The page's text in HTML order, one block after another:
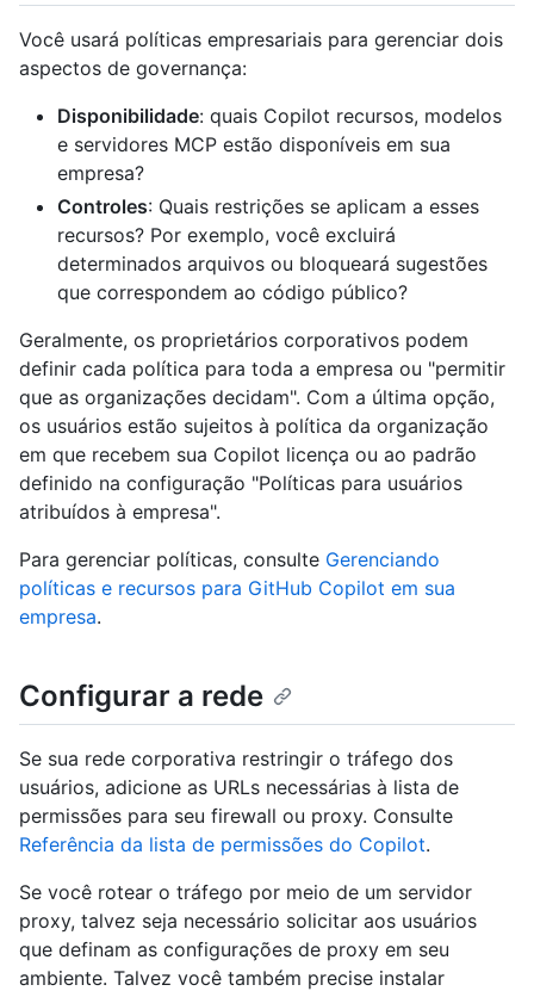
Você usará políticas empresariais para gerenciar dois
aspectos de governança:
Disponibilidade: quais Copilot recursos, modelos
e servidores MCP estão disponíveis em sua
empresa?
Controles: Quais restrições se aplicam a esses
recursos? Por exemplo, você excluirá
determinados arquivos ou bloqueará sugestões
que correspondem ao código público?
Geralmente, os proprietários corporativos podem
definir cada política para toda a empresa ou "permitir
que as organizações decidam". Com a última opção,
os usuários estão sujeitos à política da organização
em que recebem sua Copilot licença ou ao padrão
definido na configuração "Políticas para usuários
atribuídos à empresa".
Para gerenciar políticas, consulte Gerenciando
políticas e recursos para GitHub Copilot em sua
empresa.
Configurar a rede
Se sua rede corporativa restringir o tráfego dos
usuários, adicione as URLs necessárias à lista de
permissões para seu firewall ou proxy. Consulte
Referência da lista de permissões do Copilot.
Se você rotear o tráfego por meio de um servidor
proxy, talvez seja necessário solicitar aos usuários
que definam as configurações de proxy em seu
ambiente. Talvez você também precise instalar